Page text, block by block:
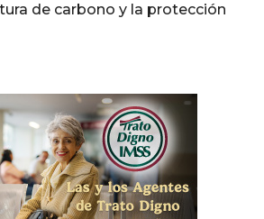
de carbono y la protección